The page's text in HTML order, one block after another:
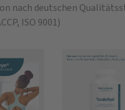
nach deutschen
ISO 9001)